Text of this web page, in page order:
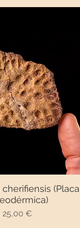
rápida
(Placa
Precio
25,00 €